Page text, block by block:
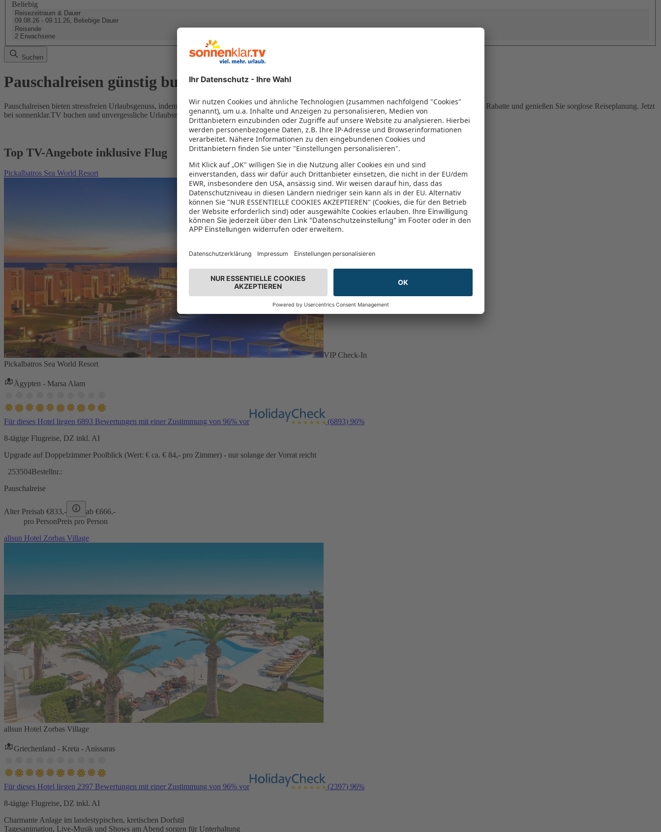
Beliebig
Reisezeitraum & Dauer
09.08.26 - 09.11.26, Beliebige Dauer
Reisende
2 Erwachsene
Suchen
Pauschalreisen günstig buchen
Pauschalreisen bieten stressfreien Urlaubsgenuss, indem Flug und Hotel in einem Paket kombiniert werden – das spart Zeit und Geld. Nutzen Sie attraktive Rabatte und genießen Sie sorglose Reiseplanung. Jetzt
bei sonnenklar.TV buchen und unvergessliche Urlaubsmomente erleben!
Top TV-Angebote inklusive Flug
Pickalbatros Sea World Resort
VIP Check-In
Pickalbatros Sea World Resort
Ägypten - Marsa Alam
Für dieses Hotel liegen 6893 Bewertungen mit einer Zustimmung von 96% vor (6893) 96%
8-tägige Flugreise, DZ inkl. AI
Upgrade auf Doppelzimmer Poolblick (Wert: € ca. € 84,- pro Zimmer) - nur solange der Vorrat reicht
253504Bestellnr.:
Pauschalreise
Alter Preisab €833,- ab €666,-
pro PersonPreis pro Person
allsun Hotel Zorbas Village
allsun Hotel Zorbas Village
Griechenland - Kreta - Anissaras
Für dieses Hotel liegen 2397 Bewertungen mit einer Zustimmung von 96% vor (2397) 96%
8-tägige Flugreise, DZ inkl. AI
Charmante Anlage im landestypischen, kretischen Dorfstil
Tagesanimation, Live-Musik und Shows am Abend sorgen für Unterhaltung